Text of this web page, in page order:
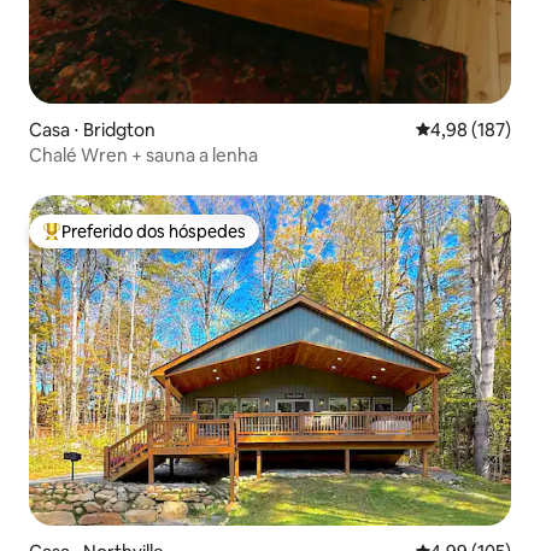
Casa ⋅ Bridgton 4,98 de uma
4,98 (187)
Chalé Wren + sauna a lenha
Entre os melhores preferidos dos hóspedes
Preferido dos hóspedes